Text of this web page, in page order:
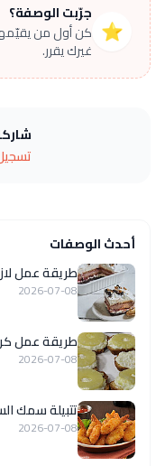
⭐
جرّبت الوصفة؟
كن أول من
غيرك يقرر.
أحدث الوصفات
طريقة عمل
2026-07-08
طريقة عمل
2026-07-08
تتبيلة سمك
2026-07-08